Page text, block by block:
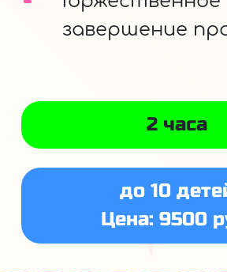
завершение
2 часа
до 10
Цена: 9500